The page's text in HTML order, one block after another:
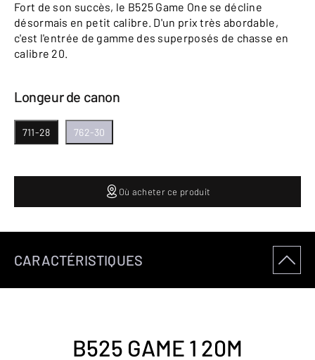
Fort de son succès, le B525 Game One se décline
désormais en petit calibre. D'un prix très abordable,
c'est l'entrée de gamme des superposés de chasse en
calibre 20.
Longeur de canon
711-28 762-30
Où acheter ce produit
CARACTÉRISTIQUES
B525 GAME 1 20M